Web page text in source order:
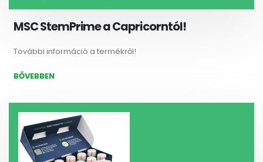
MSC StemPrime a Capricorntól!
További információ a termékről!
BŐVEBBEN